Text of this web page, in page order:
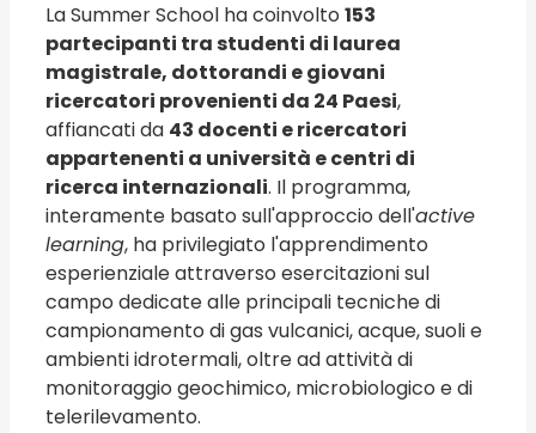
La Summer School ha coinvolto 153
partecipanti tra studenti di laurea
magistrale, dottorandi e giovani
ricercatori provenienti da 24 Paesi,
affiancati da 43 docenti e ricercatori
appartenenti a università e centri di
ricerca internazionali. Il programma,
interamente basato sull'approccio dell'active
learning, ha privilegiato l'apprendimento
esperienziale attraverso esercitazioni sul
campo dedicate alle principali tecniche di
campionamento di gas vulcanici, acque, suoli e
ambienti idrotermali, oltre ad attività di
monitoraggio geochimico, microbiologico e di
telerilevamento.